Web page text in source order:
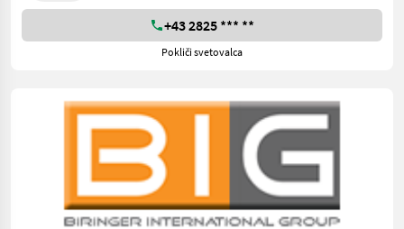
+43 2825 *** **
Pokliči svetovalca